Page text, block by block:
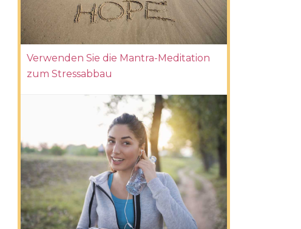
Verwenden Sie die Mantra-Meditation
zum Stressabbau